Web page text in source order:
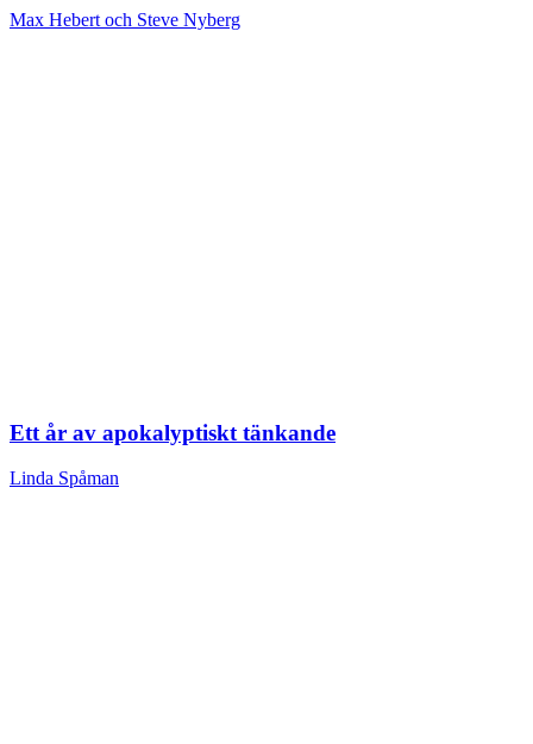
Max Hebert och Steve Nyberg
Ett år av apokalyptiskt tänkande
Linda Spåman